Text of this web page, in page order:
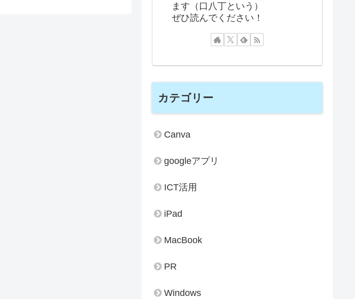
ます（口八丁という）
ぜひ読んでください！
カテゴリー
Canva
googleアプリ
ICT活用
iPad
MacBook
PR
Windows